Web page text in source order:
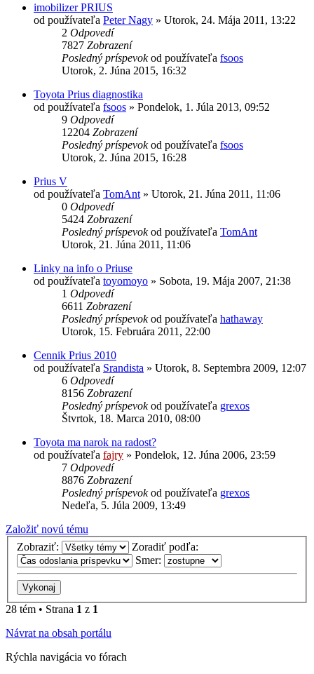
imobilizer PRIUS
od používateľa Peter Nagy » Utorok, 24. Mája 2011, 13:22
2 Odpovedí
7827 Zobrazení
Posledný príspevokod používateľa fsoos
Utorok, 2. Júna 2015, 16:32
Toyota Prius diagnostika
od používateľa fsoos » Pondelok, 1. Júla 2013, 09:52
9 Odpovedí
12204 Zobrazení
Posledný príspevokod používateľa fsoos
Utorok, 2. Júna 2015, 16:28
Prius V
od používateľa TomAnt » Utorok, 21. Júna 2011, 11:06
0 Odpovedí
5424 Zobrazení
Posledný príspevokod používateľa TomAnt
Utorok, 21. Júna 2011, 11:06
Linky na info o Priuse
od používateľa toyomoyo » Sobota, 19. Mája 2007, 21:38
1 Odpovedí
6611 Zobrazení
Posledný príspevokod používateľa hathaway
Utorok, 15. Februára 2011, 22:00
Cennik Prius 2010
od používateľa Srandista » Utorok, 8. Septembra 2009, 12:07
6 Odpovedí
8156 Zobrazení
Posledný príspevokod používateľa grexos
Štvrtok, 18. Marca 2010, 08:00
Toyota ma narok na radost?
od používateľa fajry » Pondelok, 12. Júna 2006, 23:59
7 Odpovedí
8876 Zobrazení
Posledný príspevokod používateľa grexos
Nedeľa, 5. Júla 2009, 13:49
Založiť novú tému
Zobraziť:
Zoradiť podľa:
Smer:
28 tém • Strana 1 z 1
Návrat na obsah portálu
Rýchla navigácia vo fórach